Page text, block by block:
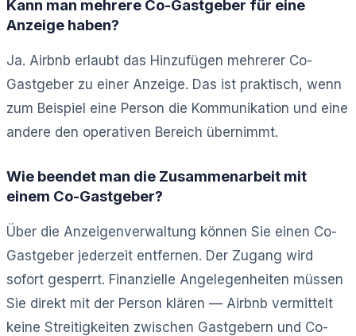
Kann man mehrere Co-Gastgeber für eine
Anzeige haben?
Ja. Airbnb erlaubt das Hinzufügen mehrerer Co-
Gastgeber zu einer Anzeige. Das ist praktisch, wenn
zum Beispiel eine Person die Kommunikation und eine
andere den operativen Bereich übernimmt.
Wie beendet man die Zusammenarbeit mit
einem Co-Gastgeber?
Über die Anzeigenverwaltung können Sie einen Co-
Gastgeber jederzeit entfernen. Der Zugang wird
sofort gesperrt. Finanzielle Angelegenheiten müssen
Sie direkt mit der Person klären — Airbnb vermittelt
keine Streitigkeiten zwischen Gastgebern und Co-